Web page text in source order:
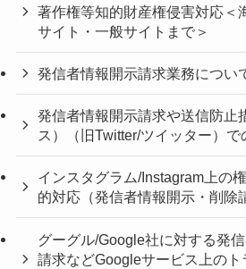
著作権等知的財産権侵害対応＜
サイト・一般サイトまで＞
発信者情報開示請求業務につい
発信者情報開示請求や送信防止
ス）（旧Twitter/ツイッター）
インスタグラム/Instagram上の
的対応（発信者情報開示・削除
グーグル/Google社に対する発
請求などGoogleサービス上の